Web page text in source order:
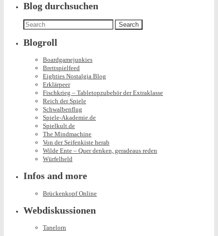
Blog durchsuchen
Search
for:
Blogroll
Boardgamejunkies
Brettspielfeed
Eighties Nostalgia Blog
Erklärpeer
Fischkrieg – Tabletopzubehör der Extraklasse
Reich der Spiele
Schwalbenflug
Spiele-Akademie.de
Spielkult.de
The Mindmachine
Von der Seifenkiste herab
Wilde Ente – Quer denken, geradeaus reden
Würfelheld
Infos and more
Brückenkopf Online
Webdiskussionen
Tanelorn